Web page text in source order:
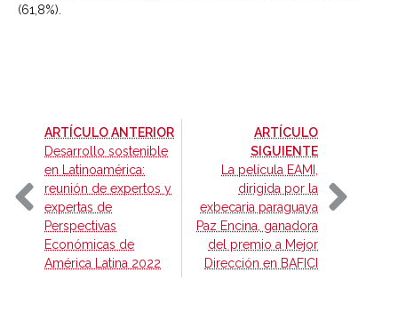
(61,8%).
ARTÍCULO ANTERIOR-
Desarrollo sostenible
en Latinoamérica:
reunión de expertos y
expertas de
Perspectivas
Económicas de
América Latina 2022
ARTÍCULO
SIGUIENTE-
La película EAMI,
dirigida por la
exbecaria paraguaya
Paz Encina, ganadora
del premio a Mejor
Dirección en BAFICI